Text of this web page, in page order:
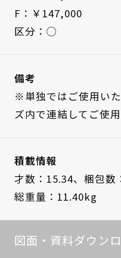
F：￥147,000
区分：◯
備考
※単独ではご使用い
ズ内で連結してご使用
積載情報
才数：15.34、 梱包数
総重量：11.40kg
図面・資料ダウン